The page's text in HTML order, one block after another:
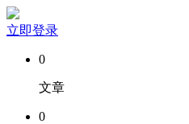
立即登录
0
文章
0